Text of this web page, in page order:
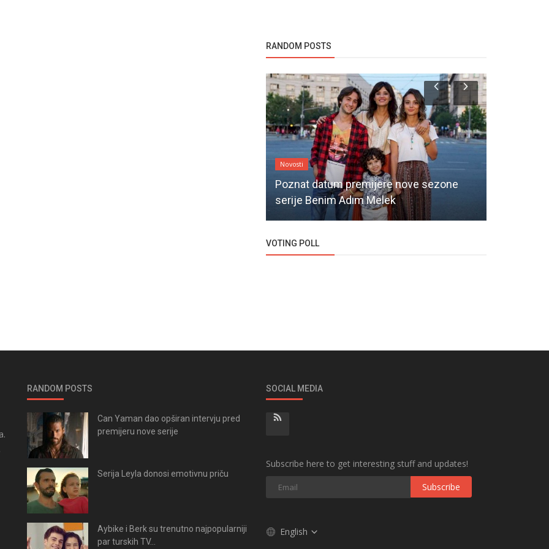
RANDOM POSTS
Novosti
Poznat datum premijere nove sezone
serije Benim Adım Melek
VOTING POLL
RANDOM POSTS
Can Yaman dao opširan intervju pred
premijeru nove serije
Serija Leyla donosi emotivnu priču
Aybike i Berk su trenutno najpopularniji
par turskih TV...
SOCIAL MEDIA
Subscribe here to get interesting stuff and updates!
Subscribe
English